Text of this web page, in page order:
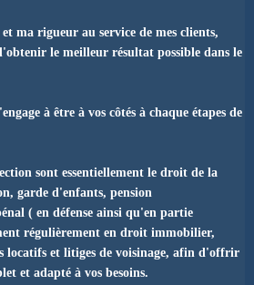
ma rigueur au service de mes clients,
le meilleur résultat possible dans le
à être à vos côtés à chaque étapes de
sont essentiellement le droit de la
garde d'enfants, pension
( en défense ainsi qu'en partie
régulièrement en droit immobilier,
locatifs et litiges de voisinage, afin d'offrir
et adapté à vos besoins.